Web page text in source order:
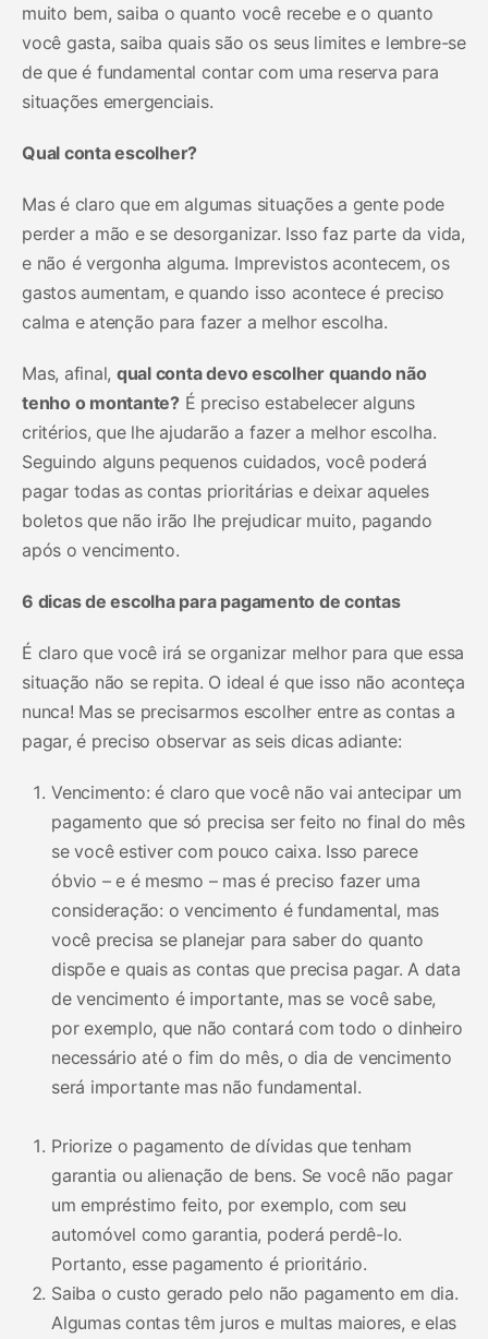
muito bem, saiba o quanto você recebe e o quanto
você gasta, saiba quais são os seus limites e lembre-se
de que é fundamental contar com uma reserva para
situações emergenciais.
Qual conta escolher?
Mas é claro que em algumas situações a gente pode
perder a mão e se desorganizar. Isso faz parte da vida,
e não é vergonha alguma. Imprevistos acontecem, os
gastos aumentam, e quando isso acontece é preciso
calma e atenção para fazer a melhor escolha.
Mas, afinal, qual conta devo escolher quando não
tenho o montante?É preciso estabelecer alguns
critérios, que lhe ajudarão a fazer a melhor escolha.
Seguindo alguns pequenos cuidados, você poderá
pagar todas as contas prioritárias e deixar aqueles
boletos que não irão lhe prejudicar muito, pagando
após o vencimento.
6 dicas de escolha para pagamento de contas
É claro que você irá se organizar melhor para que essa
situação não se repita. O ideal é que isso não aconteça
nunca! Mas se precisarmos escolher entre as contas a
pagar, é preciso observar as seis dicas adiante:
Vencimento: é claro que você não vai antecipar um
pagamento que só precisa ser feito no final do mês
se você estiver com pouco caixa. Isso parece
óbvio – e é mesmo – mas é preciso fazer uma
consideração: o vencimento é fundamental, mas
você precisa se planejar para saber do quanto
dispõe e quais as contas que precisa pagar. A data
de vencimento é importante, mas se você sabe,
por exemplo, que não contará com todo o dinheiro
necessário até o fim do mês, o dia de vencimento
será importante mas não fundamental.
Priorize o pagamento de dívidas que tenham
garantia ou alienação de bens. Se você não pagar
um empréstimo feito, por exemplo, com seu
automóvel como garantia, poderá perdê-lo.
Portanto, esse pagamento é prioritário.
Saiba o custo gerado pelo não pagamento em dia.
Algumas contas têm juros e multas maiores, e elas